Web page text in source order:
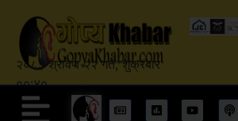
२०८३ श्रावण २२ गते, शुक्रबार
००:४०